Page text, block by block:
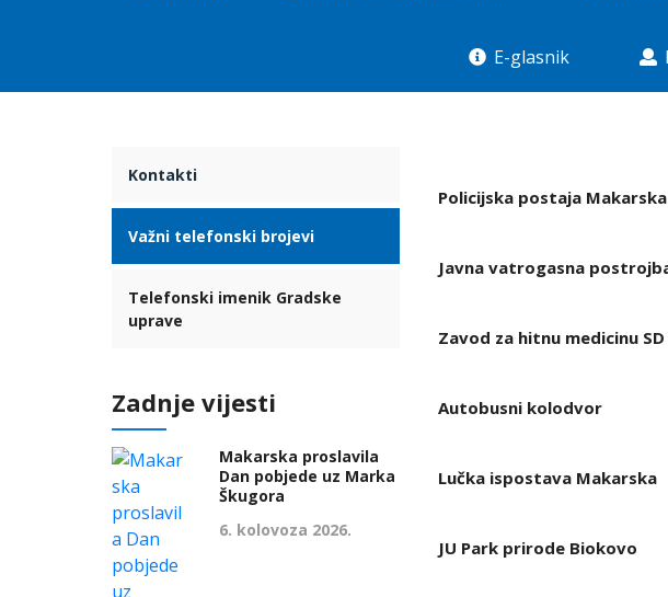
E-glasnik
Policijska postaja Makarska
Javna vatrogasna
Zavod za hitnu medicinu
Autobusni kolodvor
Lučka ispostava Makarska
JU Park prirode Biokovo
Kontakti
Važni telefonski brojevi
Telefonski imenik Gradske
uprave
Zadnje vijesti
Makarska proslavila
Dan pobjede uz Marka
Škugora
6. kolovoza 2026.